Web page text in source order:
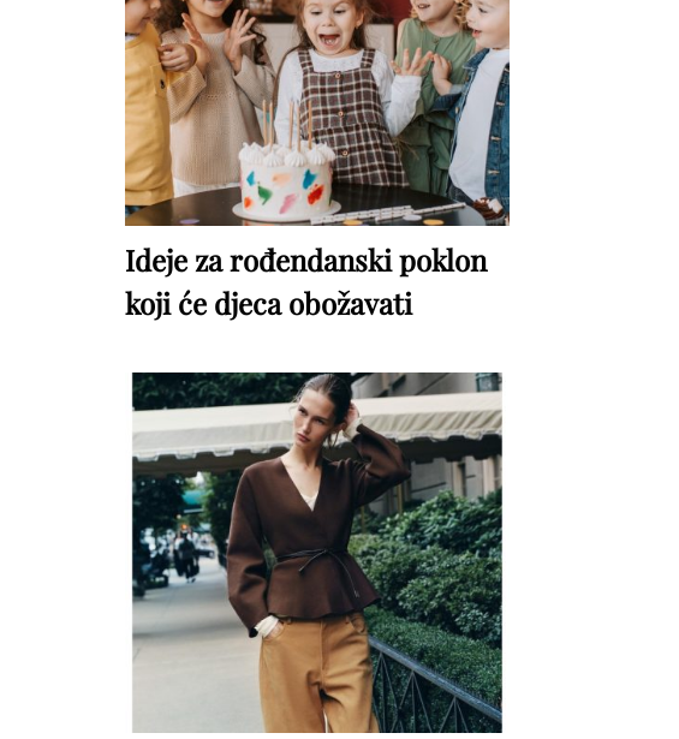
Ideje za rođendanski poklon
koji će djeca obožavati